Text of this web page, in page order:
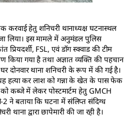
हेतु शनिचरी थानाध्यक्ष घटनास्थल
लिया। इस मामले में अनुमंडल पुलिस
प्रियदर्शी, FSL, एवं डॉग स्क्वाड की टीम
किया गया है तथा अज्ञात व्यक्ति की पहचान
दोनवार थाना शनिचरी के रूप में की गई है।
हत्या कर लाश को गन्ना के खेत के पास फेक
को कब्जे में लेकर पोस्टमार्टम हेतु GMCH
ने बताया कि घटना में संलिप्त संदिग्ध
थाना द्वारा छापेमारी की जा रही है।